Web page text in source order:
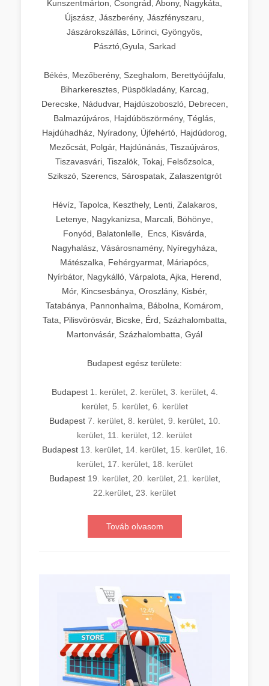
Kunszentmárton, Csongrád, Abony, Nagykáta,
Újszász, Jászberény, Jászfényszaru,
Jászárokszállás, Lőrinci, Gyöngyös,
Pásztó,Gyula, Sarkad
Békés, Mezőberény, Szeghalom, Berettyóújfalu,
Biharkeresztes, Püspökladány, Karcag,
Derecske, Nádudvar, Hajdúszoboszló, Debrecen,
Balmazújváros, Hajdúböszörmény, Téglás,
Hajdúhadház, Nyíradony, Újfehértó, Hajdúdorog,
Mezőcsát, Polgár, Hajdúnánás, Tiszaújváros,
Tiszavasvári, Tiszalök, Tokaj, Felsőzsolca,
Szikszó, Szerencs, Sárospatak, Zalaszentgrót
Hévíz, Tapolca, Keszthely, Lenti, Zalakaros,
Letenye, Nagykanizsa, Marcali, Böhönye,
Fonyód, Balatonlelle, Encs, Kisvárda,
Nagyhalász, Vásárosnamény, Nyíregyháza,
Mátészalka, Fehérgyarmat, Máriapócs,
Nyírbátor, Nagykálló, Várpalota, Ajka, Herend,
Mór, Kincsesbánya, Oroszlány, Kisbér,
Tatabánya, Pannonhalma, Bábolna, Komárom,
Tata, Pilisvörösvár, Bicske, Érd, Százhalombatta,
Martonvásár, Százhalombatta, Gyál
Budapest egész területe:
Budapest 1. kerület, 2. kerület, 3. kerület, 4.
kerület, 5. kerület, 6. kerület
Budapest 7. kerület, 8. kerület, 9. kerület, 10.
kerület 11. kerület 12. kerület
Budapest 13. kerület, 14. kerület, 15. kerület, 16.
kerület, 17. kerület, 18. kerület
Budapest 19. kerület, 20. kerület, 21. kerület,
22.kerület 23. kerület
Továb olvasom